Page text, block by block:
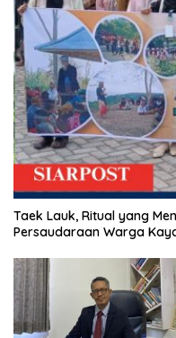
Taek Lauk, Ritual yang
Persaudaraan Warga